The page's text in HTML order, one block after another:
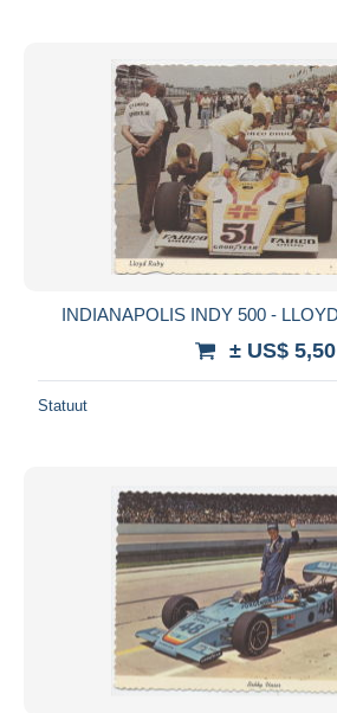
INDIANAPOLIS INDY 500 -
± US$ 5,50
Statuut